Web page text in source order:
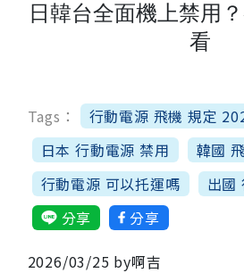
日韓台全面機上禁用
看
Tags：
行動電源 飛機 規定
日本 行動電源 禁用
韓國
行動電源 可以托運嗎
出國
分享
分享
2026/03/25 by啊吉